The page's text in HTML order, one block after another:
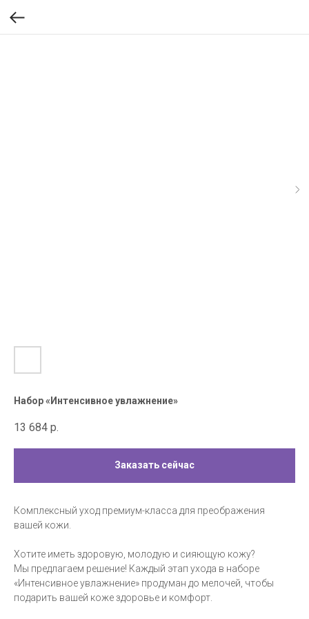
Набор «Интенсивное увлажнение»
13 684 р.
Заказать сейчас
Комплексный уход премиум-класса для преображения
вашей кожи.
Хотите иметь здоровую, молодую и сияющую кожу?
Мы предлагаем решение! Каждый этап ухода в наборе
«Интенсивное увлажнение» продуман до мелочей, чтобы
подарить вашей коже здоровье и комфорт.